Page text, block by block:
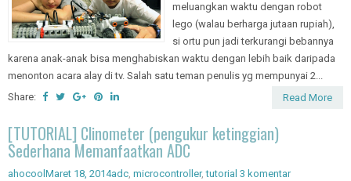
meluangkan waktu dengan robot
lego (walau berharga jutaan rupiah),
si ortu pun jadi terkurangi bebannya
karena anak-anak bisa menghabiskan waktu dengan lebih baik daripada
menonton acara alay di tv. Salah satu teman penulis yg mempunyai 2...
Share:
Read More
[TUTORIAL] Clinometer (pengukur ketinggian)
Sederhana Memanfaatkan ADC
ahocool Maret 18, 2014adc, microcontroller,tutorial 3 komentar